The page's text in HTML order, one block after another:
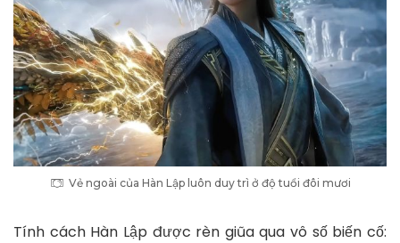
Vẻ ngoài của Hàn Lập luôn duy trì ở độ tuổi đôi mươi
Tính cách Hàn Lập được rèn giũa qua vô số biến cố: